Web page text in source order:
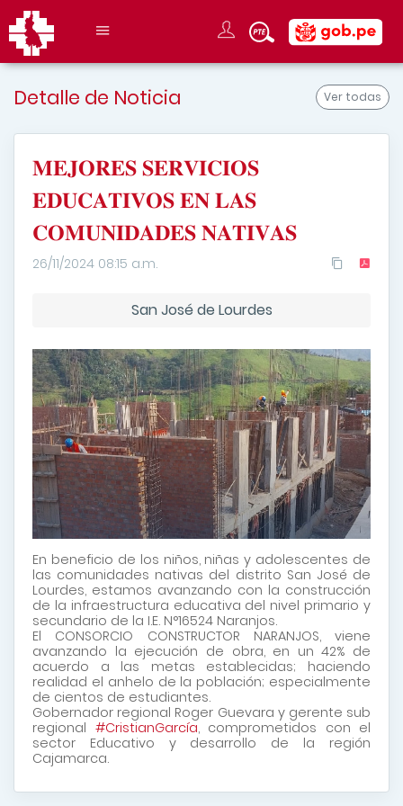
Ver todas
Detalle de Noticia
𝐌𝐄𝐉𝐎𝐑𝐄𝐒 𝐒𝐄𝐑𝐕𝐈𝐂𝐈𝐎𝐒
𝐄𝐃𝐔𝐂𝐀𝐓𝐈𝐕𝐎𝐒 𝐄𝐍 𝐋𝐀𝐒
𝐂𝐎𝐌𝐔𝐍𝐈𝐃𝐀𝐃𝐄𝐒 𝐍𝐀𝐓𝐈𝐕𝐀𝐒
26/11/2024 08:15 a.m.
San José de Lourdes
En beneficio de los niños, niñas y adolescentes de
las comunidades nativas del distrito San José de
Lourdes, estamos avanzando con la construcción
de la infraestructura educativa del nivel primario y
secundario de la I.E. N°16524 Naranjos.
El CONSORCIO CONSTRUCTOR NARANJOS, viene
avanzando la ejecución de obra, en un 42% de
acuerdo a las metas establecidas; haciendo
realidad el anhelo de la población; especialmente
de cientos de estudiantes.
Gobernador regional Roger Guevara y gerente sub
regional #CristianGarcía, comprometidos con el
sector Educativo y desarrollo de la región
Cajamarca.